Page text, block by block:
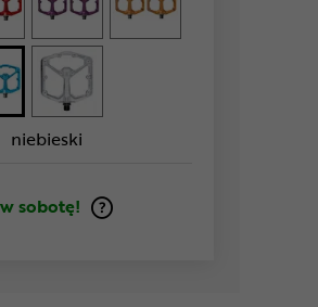
niebieski
w sobotę!